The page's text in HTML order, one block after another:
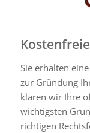
Sie erhalten
zur Gründung
klären wir Ihre
wichtigsten
richtigen